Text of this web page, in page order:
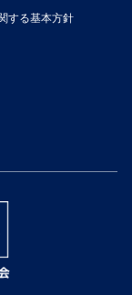
する基本方針